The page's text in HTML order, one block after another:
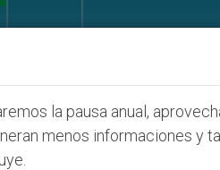
oración inspiradores
la pausa anual,
menos informaciones y